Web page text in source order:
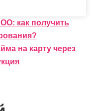
как получить
на карту через